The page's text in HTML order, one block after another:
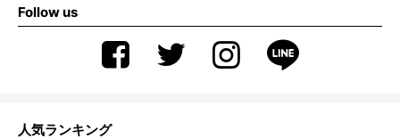
Follow us
人気ランキング